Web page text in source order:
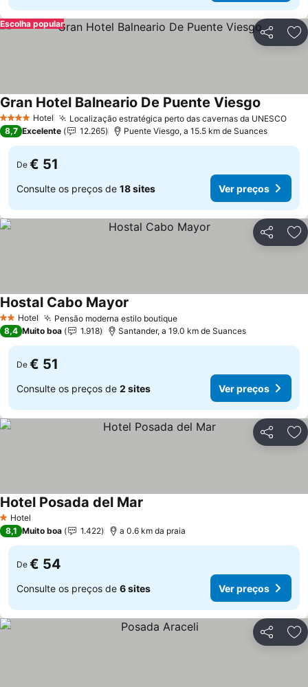
Partilhar
Escolha popular
4 EstrelasHotel Localização estratégica perto das cavernas da UNESCOVer
Gran Hotel Balneario De Puente Viesgo
8,7 Excelente 12.265 Puente Viesgo, a 15.5 km de Suances
De € 51
Consulte os preços de 18 sites Ver preços
Partilhar
2 Estrelas
Hotel Pensão moderna estilo boutiqueVer preços
Hostal Cabo Mayor
8,4 Muito boa 1.918 Santander, a 19.0 km de Suances
De € 51
Consulte os preços de 2 sites Ver preços
Partilhar
1 Estrelas
Hotel
Hotel Posada del Mar
8,1 Muito boa 1.422 a 0.6 km da praia
De € 54
Consulte os preços de 6 sites Ver preços
Partilhar